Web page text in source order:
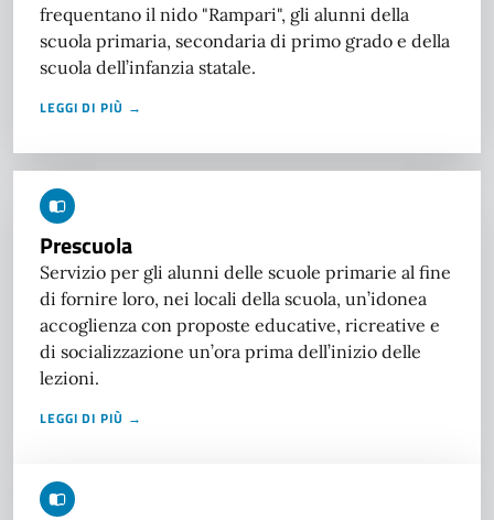
frequentano il nido "Rampari", gli alunni della
scuola primaria, secondaria di primo grado e della
scuola dell’infanzia statale.
LEGGI DI PIÙ →
Prescuola
Servizio per gli alunni delle scuole primarie al fine
di fornire loro, nei locali della scuola, un’idonea
accoglienza con proposte educative, ricreative e
di socializzazione un’ora prima dell’inizio delle
lezioni.
LEGGI DI PIÙ →